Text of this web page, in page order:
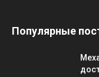
Популярные